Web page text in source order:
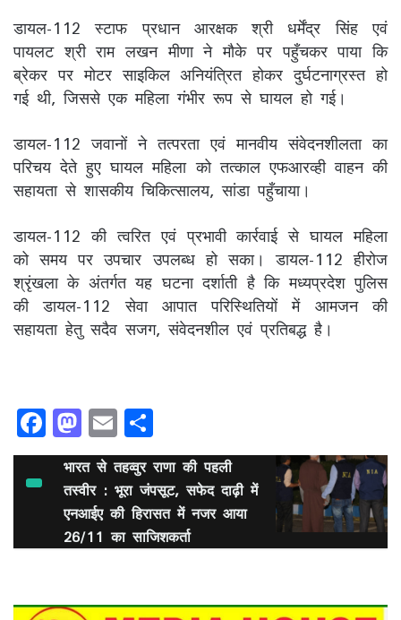
डायल-112 स्टाफ प्रधान आरक्षक श्री धर्मेंद्र सिंह एवं
पायलट श्री राम लखन मीणा ने मौके पर पहुँचकर पाया कि
ब्रेकर पर मोटर साइकिल अनियंत्रित होकर दुर्घटनाग्रस्त हो
गई थी, जिससे एक महिला गंभीर रूप से घायल हो गई।
डायल-112 जवानों ने तत्परता एवं मानवीय संवेदनशीलता का
परिचय देते हुए घायल महिला को तत्काल एफआरव्ही वाहन की
सहायता से शासकीय चिकित्सालय, सांडा पहुँचाया।
डायल-112 की त्वरित एवं प्रभावी कार्रवाई से घायल महिला
को समय पर उपचार उपलब्ध हो सका। डायल-112 हीरोज
श्रृंखला के अंतर्गत यह घटना दर्शाती है कि मध्यप्रदेश पुलिस
की डायल-112 सेवा आपात परिस्थितियों में आमजन की
सहायता हेतु सदैव सजग, संवेदनशील एवं प्रतिबद्ध है।
F
a
b
o
o
M
a
st
o
d
o
n
E
m
ai
l
h
ar
e
भारत से तहव्वुर राणा की पहली
तस्वीर : भूरा जंपसूट, सफेद दाढ़ी में
एनआईए की हिरासत में नजर आया
26/11 का साजिशकर्ता